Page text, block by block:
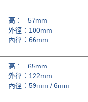
高： 57mm
外徑：100mm
內徑：66mm
高： 65mm
外徑：122mm
內徑：59mm / 6mm